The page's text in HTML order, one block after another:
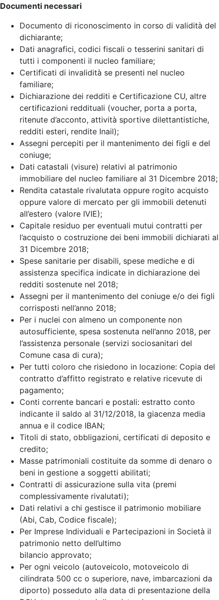
Documenti necessari
Documento di riconoscimento in corso di validità del
dichiarante;
Dati anagrafici, codici fiscali o tesserini sanitari di
tutti i componenti il nucleo familiare;
Certificati di invalidità se presenti nel nucleo
familiare;
Dichiarazione dei redditi e Certificazione CU, altre
certificazioni reddituali (voucher, porta a porta,
ritenute d’acconto, attività sportive dilettantistiche,
redditi esteri, rendite Inail);
Assegni percepiti per il mantenimento dei figli e del
coniuge;
Dati catastali (visure) relativi al patrimonio
immobiliare del nucleo familiare al 31 Dicembre 2018;
Rendita catastale rivalutata oppure rogito acquisto
oppure valore di mercato per gli immobili detenuti
all’estero (valore IVIE);
Capitale residuo per eventuali mutui contratti per
l’acquisto o costruzione dei beni immobili dichiarati al
31 Dicembre 2018;
Spese sanitarie per disabili, spese mediche e di
assistenza specifica indicate in dichiarazione dei
redditi sostenute nel 2018;
Assegni per il mantenimento del coniuge e/o dei figli
corrisposti nell’anno 2018;
Per i nuclei con almeno un componente non
autosufficiente, spesa sostenuta nell’anno 2018, per
l’assistenza personale (servizi sociosanitari del
Comune casa di cura);
Per tutti coloro che risiedono in locazione: Copia del
contratto d’affitto registrato e relative ricevute di
pagamento;
Conti corrente bancari e postali: estratto conto
indicante il saldo al 31/12/2018, la giacenza media
annua e il codice IBAN;
Titoli di stato, obbligazioni, certificati di deposito e
credito;
Masse patrimoniali costituite da somme di denaro o
beni in gestione a soggetti abilitati;
Contratti di assicurazione sulla vita (premi
complessivamente rivalutati);
Dati relativi a chi gestisce il patrimonio mobiliare
(Abi, Cab, Codice fiscale);
Per Imprese Individuali e Partecipazioni in Società il
patrimonio netto dell’ultimo
bilancio approvato;
Per ogni veicolo (autoveicolo, motoveicolo di
cilindrata 500 cc o superiore, nave, imbarcazioni da
diporto) posseduto alla data di presentazione della